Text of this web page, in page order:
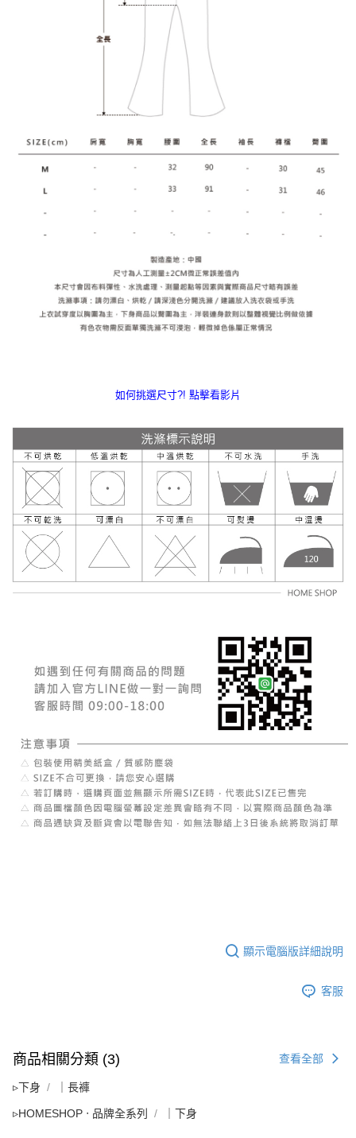
如何挑選尺寸?! 點擊看影片
顯示電腦版詳細說明
客服
商品相關分類 (3) 查看全部
▹下身 ｜長褲
▹HOMESHOP ‧ 品牌全系列 ｜下身